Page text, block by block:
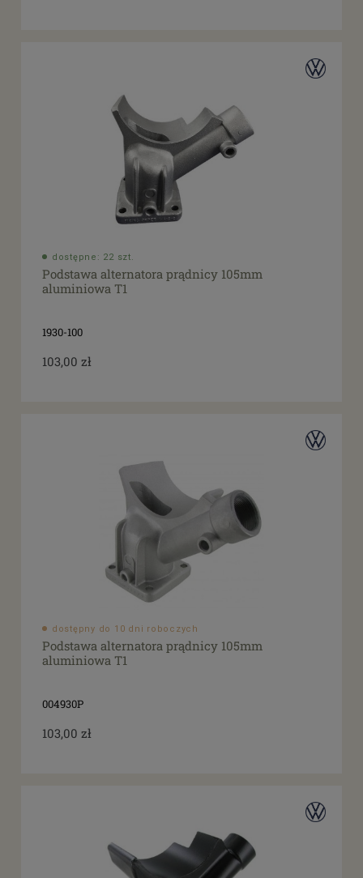
dostępne: 22 szt.
Podstawa alternatora prądnicy 105mm
aluminiowa T1
1930-100
103,00 zł
dostępny do 10 dni roboczych
Podstawa alternatora prądnicy 105mm
aluminiowa T1
004930P
103,00 zł